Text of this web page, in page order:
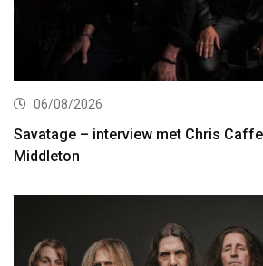
06/08/2026
Savatage – interview met Chris
Middleton